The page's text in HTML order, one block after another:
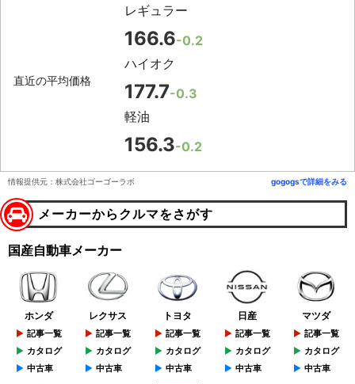
直近の平均価格
レギュラー
166.6-0.2
ハイオク
177.7-0.3
軽油
156.3-0.2
情報提供元：株式会社ゴーゴーラボ gogogsで詳細をみる
メーカーからクルマをさがす
国産自動車メーカー
ホンダ
記事一覧
カタログ
中古車
レクサス
記事一覧
カタログ
中古車
トヨタ
記事一覧
カタログ
中古車
日産
記事一覧
カタログ
中古車
マツダ
記事一覧
カタログ
中古車